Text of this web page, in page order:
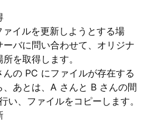
イルを更新しようとする場
バに問い合わせて、オリジナ
を取得します。
の PC にファイルが存在する
、あとは、A さんと B さんの間
い、ファイルをコピーします。